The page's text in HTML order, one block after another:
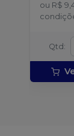
ou R$
Qtd :